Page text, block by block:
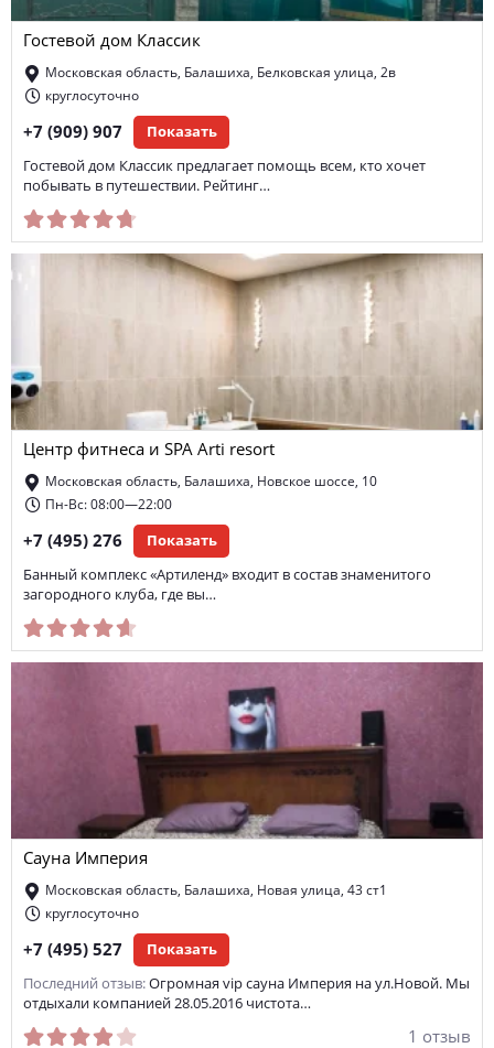
Гостевой дом Классик
Московская область, Балашиха, Белковская улица, 2в
круглосуточно
+7 (909) 907 Показать
Гостевой дом Классик предлагает помощь всем, кто хочет
побывать в путешествии. Рейтинг…
Центр фитнеса и SPA Arti resort
Московская область, Балашиха, Новское шоссе, 10
Пн-Вс: 08:00—22:00
+7 (495) 276 Показать
Банный комплекс «Артиленд» входит в состав знаменитого
загородного клуба, где вы…
Сауна Империя
Московская область, Балашиха, Новая улица, 43 ст1
круглосуточно
+7 (495) 527 Показать
Последний отзыв: Огромная vip сауна Империя на ул.Новой. Мы
отдыхали компанией 28.05.2016 чистота…
1 отзыв